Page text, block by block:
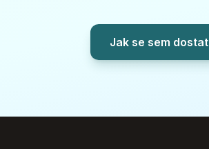
Jak se sem dostat